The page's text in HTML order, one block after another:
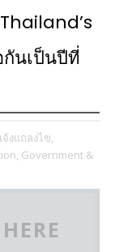
นเป็นปีที่
จ้งแถลงไข,
Government &